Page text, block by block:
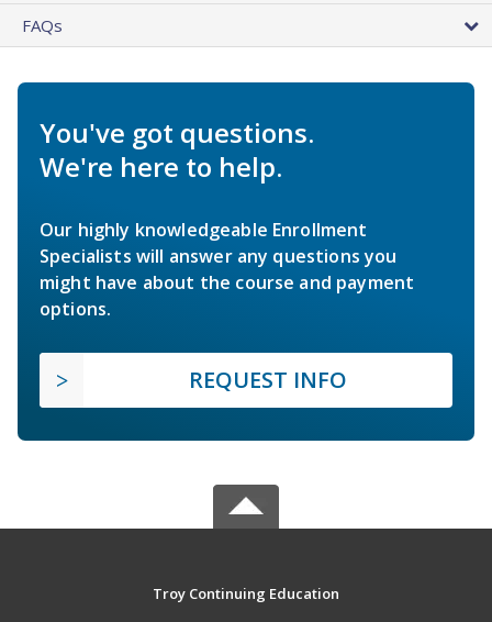
FAQs
You've got questions.
We're here to help.
Our highly knowledgeable Enrollment
Specialists will answer any questions you
might have about the course and payment
options.
REQUEST INFO
Troy Continuing Education